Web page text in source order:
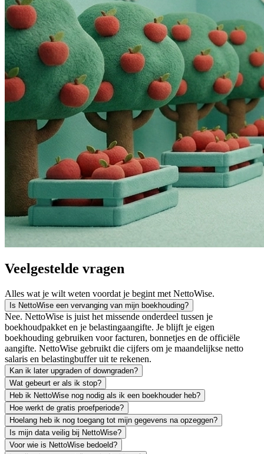
Veelgestelde vragen
Alles wat je wilt weten voordat je begint met NettoWise.
Is NettoWise een vervanging van mijn boekhouding?
Nee. NettoWise is juist het missende onderdeel tussen je
boekhoudpakket en je belastingaangifte. Je blijft je eigen
boekhouding gebruiken voor facturen, bonnetjes en de officiële
aangifte. NettoWise gebruikt die cijfers om je maandelijkse netto
salaris en belastingbuffer uit te rekenen.
Kan ik later upgraden of downgraden?
Wat gebeurt er als ik stop?
Heb ik NettoWise nog nodig als ik een boekhouder heb?
Hoe werkt de gratis proefperiode?
Hoelang heb ik nog toegang tot mijn gegevens na opzeggen?
Is mijn data veilig bij NettoWise?
Voor wie is NettoWise bedoeld?